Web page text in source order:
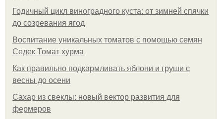
Годичный цикл виноградного куста: от зимней спячки
до созревания ягод
Воспитание уникальных томатов с помощью семян
Седек Томат хурма
Как правильно подкармливать яблони и груши с
весны до осени
Сахар из свеклы: новый вектор развития для
фермеров